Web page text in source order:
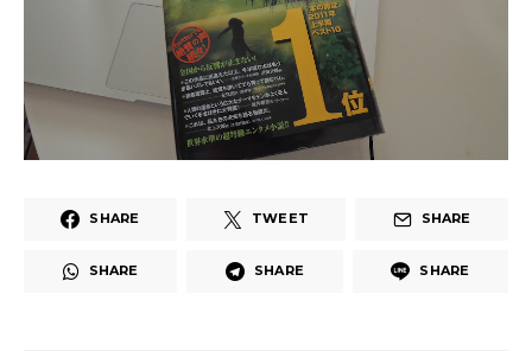
SHARE TWEET SHARE
SHARE SHARE SHARE